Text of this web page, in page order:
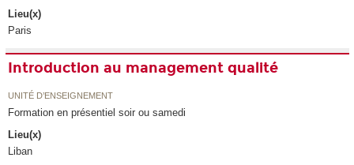
Lieu(x)
Paris
Introduction au management qualité
UNITÉ D’ENSEIGNEMENT
Formation en présentiel soir ou samedi
Lieu(x)
Liban